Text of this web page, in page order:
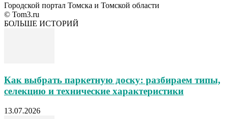
Городской портал Томска и Томской области
© Tom3.ru
БОЛЬШЕ ИСТОРИЙ
Как выбрать паркетную доску: разбираем типы,
селекцию и технические характеристики
13.07.2026